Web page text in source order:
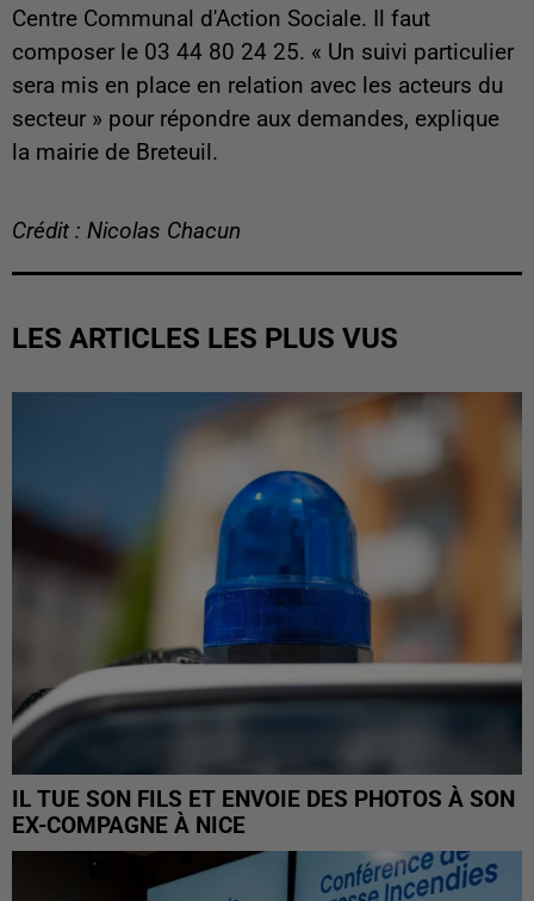
Centre Communal d'Action Sociale. Il faut
composer le 03 44 80 24 25. « Un suivi particulier
sera mis en place en relation avec les acteurs du
secteur » pour répondre aux demandes, explique
la mairie de Breteuil.
Crédit : Nicolas Chacun
LES ARTICLES LES PLUS VUS
IL TUE SON FILS ET ENVOIE DES PHOTOS À SON
EX-COMPAGNE À NICE